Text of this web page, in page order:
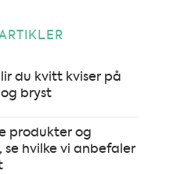
uhell
våre
Sommer
du kvitt kviser på
bryst
produkter og
se hvilke vi anbefaler